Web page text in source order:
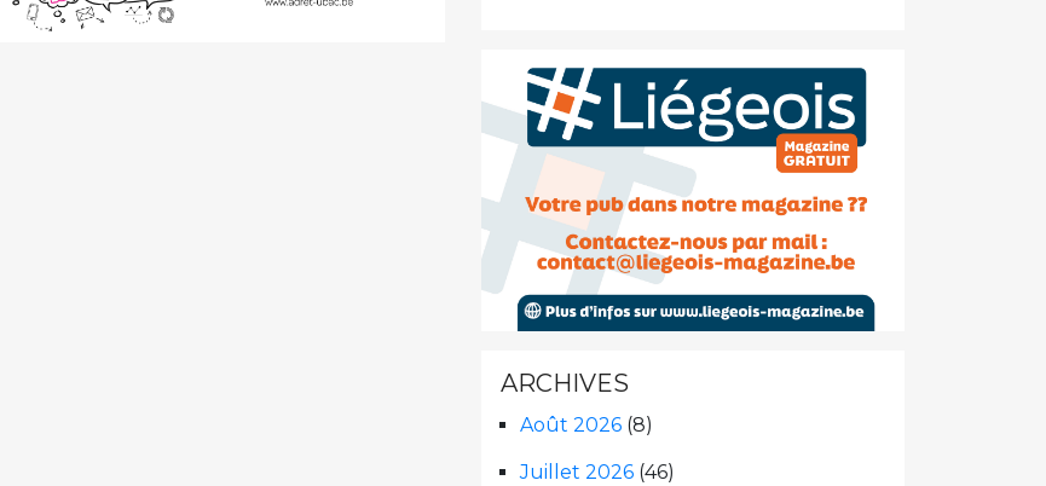
ARCHIVES
Août 2026 (8)
Juillet 2026 (46)